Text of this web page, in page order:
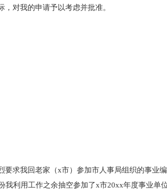
对我的申请予以考虑并批准。
要求我回老家（x市）参加市人事局组织的事业
我利用工作之余抽空参加了x市20xx年度事业单